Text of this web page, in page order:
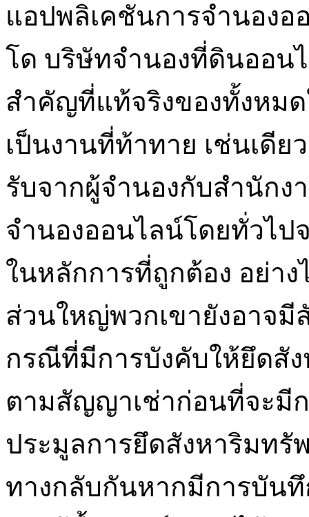
แอปพลิเคชันการจำนองอ
โด บริษัทจำนองที่ดินออน
สำคัญที่แท้จริงของทั้งหม
เป็นงานที่ท้าทาย เช่นเดี
รับจากผู้จำนองกับสำนักง
จำนองออนไลน์โดยทั่วไป
ในหลักการที่ถูกต้อง อย่าง
ส่วนใหญ่พวกเขายังอาจ
กรณีที่มีการบังคับให้ยึดสัง
ตามสัญญาเช่าก่อนที่จะมี
ประมูลการยึดสังหาริมทรั
ทางกลับกันหากมีการบัน